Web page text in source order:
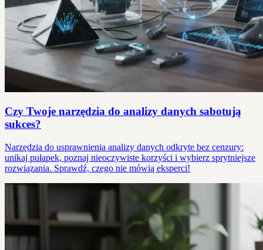
Czy Twoje narzędzia do analizy danych sabotują
sukces?
Narzędzia do usprawnienia analizy danych odkryte bez cenzury:
unikaj pułapek, poznaj nieoczywiste korzyści i wybierz sprytniejsze
rozwiązania. Sprawdź, czego nie mówią eksperci!